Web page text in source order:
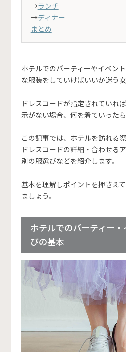
→ランチ
→ディナー
まとめ
ホテルでのパーティーやイベン
な服装をしていけばいいか迷う
ドレスコードが指定されていれ
示がない場合、何を着ていった
この記事では、ホテルを訪れる
ドレスコードの詳細・合わせる
別の服選びなどを紹介します。
基本を理解しポイントを押さえ
ましょう。
ホテルでのパーティー
びの基本